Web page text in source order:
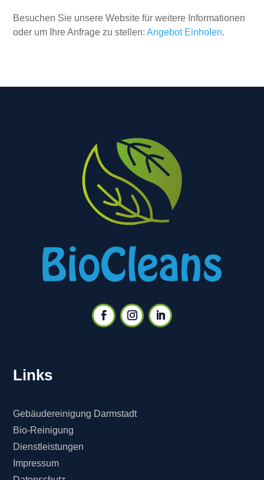
Besuchen Sie unsere Website für weitere Informationen
oder um Ihre Anfrage zu stellen:Angebot Einholen.
Links
Gebäudereinigung Darmstadt
Bio-Reinigung
Dienstleistungen
Impressum